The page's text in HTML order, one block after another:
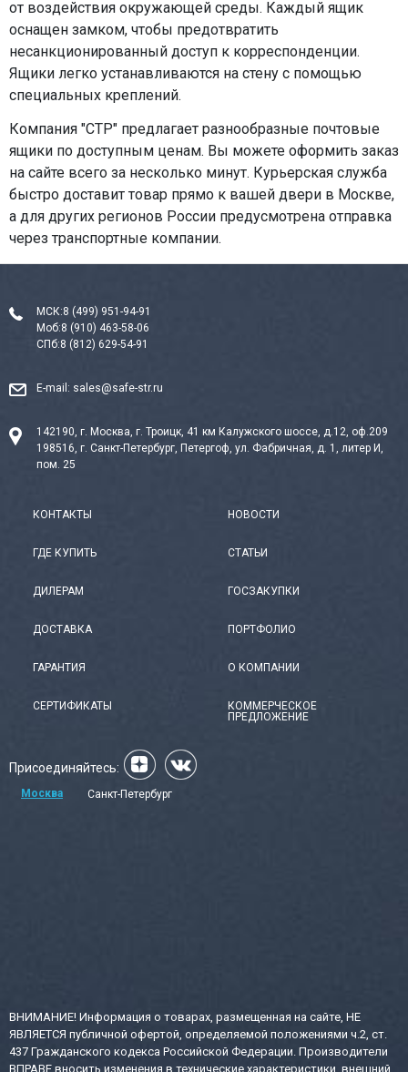
от воздействия окружающей среды. Каждый ящик
оснащен замком, чтобы предотвратить
несанкционированный доступ к корреспонденции.
Ящики легко устанавливаются на стену с помощью
специальных креплений.
Компания "СТР" предлагает разнообразные почтовые
ящики по доступным ценам. Вы можете оформить заказ
на сайте всего за несколько минут. Курьерская служба
быстро доставит товар прямо к вашей двери в Москве,
а для других регионов России предусмотрена отправка
через транспортные компании.
МСК:8 (499) 951-94-91
Моб:8 (910) 463-58-06
СПб:8 (812) 629-54-91
E-mail: sales@safe-str.ru
142190, г. Москва, г. Троицк, 41 км Калужского шоссе, д.12, оф.209
198516, г. Санкт-Петербург, Петергоф, ул. Фабричная, д. 1, литер И,
пом. 25
КОНТАКТЫ
ГДЕ КУПИТЬ
ДИЛЕРАМ
ДОСТАВКА
ГАРАНТИЯ
СЕРТИФИКАТЫ
НОВОСТИ
СТАТЬИ
ГОСЗАКУПКИ
ПОРТФОЛИО
О КОМПАНИИ
КОММЕРЧЕСКОЕ
ПРЕДЛОЖЕНИЕ
Присоединяйтесь:
Москва Санкт-Петербург
ВНИМАНИЕ! Информация о товарах, размещенная на сайте, НЕ
ЯВЛЯЕТСЯ публичной офертой, определяемой положениями ч.2, ст.
437 Гражданского кодекса Российской Федерации. Производители
ВПРАВЕ вносить изменения в технические характеристики, внешний